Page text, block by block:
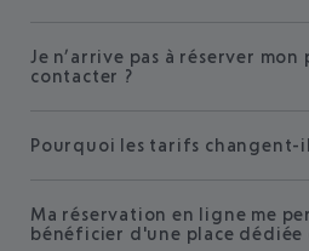
Je n’arrive pas à réserver
contacter ?
Pourquoi les tarifs changent-
Ma réservation en ligne me
bénéficier d'une place dédiée